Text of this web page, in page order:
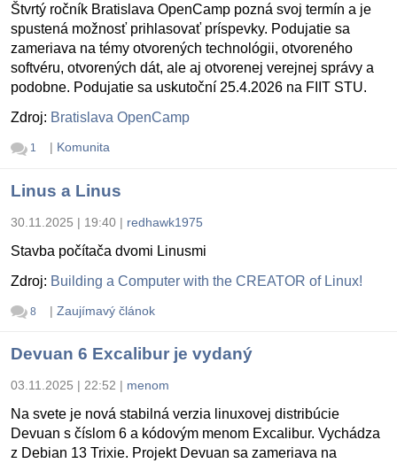
Štvrtý ročník Bratislava OpenCamp pozná svoj termín a je
spustená možnosť prihlasovať príspevky. Podujatie sa
zameriava na témy otvorených technológii, otvoreného
softvéru, otvorených dát, ale aj otvorenej verejnej správy a
podobne. Podujatie sa uskutoční 25.4.2026 na FIIT STU.
Zdroj: Bratislava OpenCamp
1 | Komunita
Linus a Linus
30.11.2025 | 19:40 | redhawk1975
Stavba počítača dvomi Linusmi
Zdroj: Building a Computer with the CREATOR of Linux!
8 | Zaujímavý článok
Devuan 6 Excalibur je vydaný
03.11.2025 | 22:52 | menom
Na svete je nová stabilná verzia linuxovej distribúcie
Devuan s číslom 6 a kódovým menom Excalibur. Vychádza
z Debian 13 Trixie. Projekt Devuan sa zameriava na